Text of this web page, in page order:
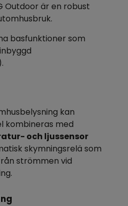
Outdoor är en robust
basfunktioner som
kan
kombineras med
och ljussensor
skymningsrelä som
strömmen vid